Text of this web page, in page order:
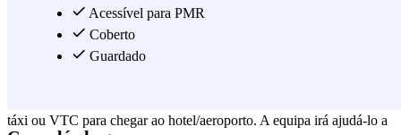
chegada. Este serviço tem horário agendado e está sujeito a
disponibilidade. As instruções completas sobre o serviço de
transporte e a localização do ponto de recolha podem ser
táxi ou VTC para chegar ao hotel/aeroporto. A equipa irá ajudá-lo a
Acessível para PMR
Coberto
Guardado